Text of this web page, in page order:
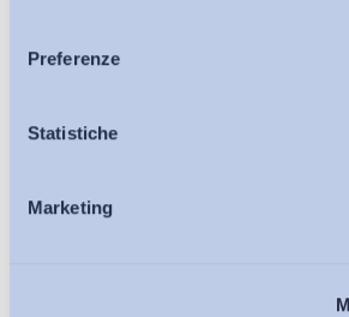
Preferenze
Statistiche
Marketing
Articoli
Osservatori
Eventi
Ho letto e Accetto il trattamento dei